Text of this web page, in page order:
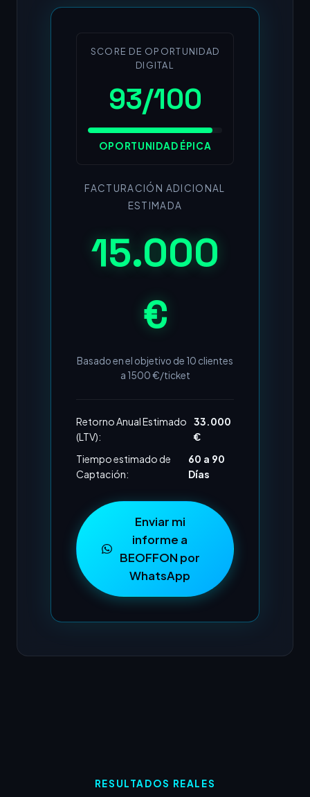
SCORE DE OPORTUNIDAD
DIGITAL
93/100
OPORTUNIDAD ÉPICA
FACTURACIÓN ADICIONAL
ESTIMADA
15.000
€
Basado en el objetivo de 10 clientes
a 1500€/ticket
Retorno Anual Estimado
(LTV):
33.000
€
Tiempo estimado de
Captación:
60 a 90
Días
Enviar mi
informe a
BEOFFON por
WhatsApp
RESULTADOS REALES